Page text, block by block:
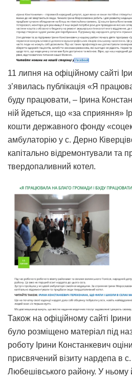
11 липня на офіційному сайті
з’явилась публікація «Я
буду працювати, – Ірина
ній йдеться, що «за сприяння»
кошти державного фонду
амбулаторію у с. Дерно
капітально відремонтували та
твердопаливний котел.
Також на офіційному сайті
було розміщено матеріал під
роботу Ірини Констанкевич
присвячений візиту нардепа в
Любешівського району. У ньому